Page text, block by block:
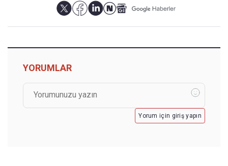
YORUMLAR
Yorum için giriş yapın